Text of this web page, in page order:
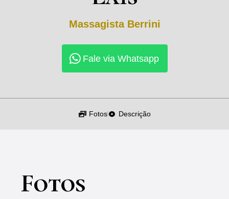
Massagista Berrini
Fale via Whatsapp
Fotos Descrição
Fotos